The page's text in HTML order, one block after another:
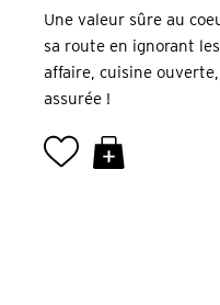
Une valeur sûre au
sa route en ignorant
affaire, cuisine
assurée !